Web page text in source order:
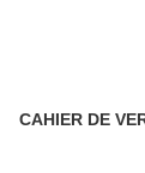
CAHIER DE